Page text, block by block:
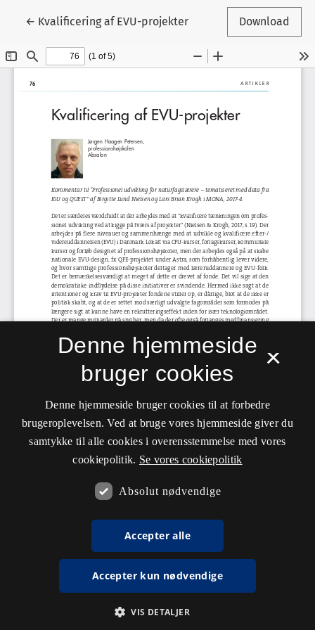
← Tilbage til artikeldetaljer
Kvalificering af EVU-projekter Download
×
Denne hjemmeside
bruger cookies
Denne hjemmeside bruger cookies til at forbedre
brugeroplevelsen. Ved at bruge vores hjemmeside giver du
samtykke til alle cookies i overensstemmelse med vores
cookiepolitik. Se vores cookiepolitik
Absolut nødvendige
Accepter alle
Accepter kun nødvendige
VIS DETALJER